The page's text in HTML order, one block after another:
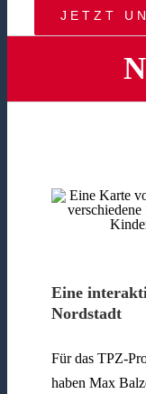
JETZT
Eine
Nordstadt
Für das TPZ-
haben Max